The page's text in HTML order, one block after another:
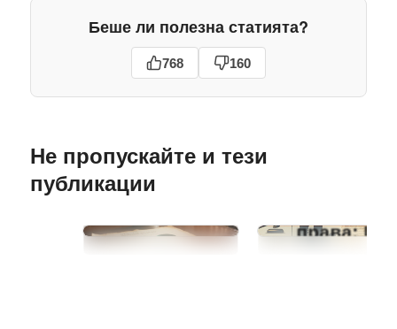
Беше ли полезна статията?
768 160
Не пропускайте и тези
публикации
Оспорване
завещание:
Пълно
ръководство
за
наследници
права: